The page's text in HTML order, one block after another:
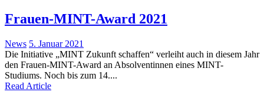
Frauen-MINT-Award 2021
News 5. Januar 2021
Die Initiative „MINT Zukunft schaffen“ verleiht auch in diesem Jahr
den Frauen-MINT-Award an Absolventinnen eines MINT-
Studiums. Noch bis zum 14....
Read Article